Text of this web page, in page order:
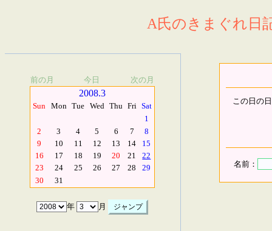
A氏のきまぐれ日
前の月 今日 次の月
2008.3
Sun Mon Tue Wed Thu Fri Sat
1
2
3 4 5 6 7
8
9
10 11 12 13 14
15
16
17 18 19 20 21
22
23
24 25 26 27 28
29
30
31
年 月
この日の
名前：